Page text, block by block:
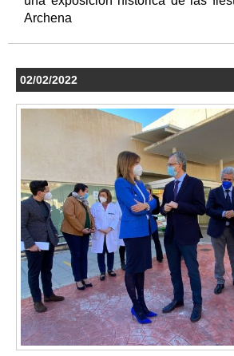
Archena
02/02/2022